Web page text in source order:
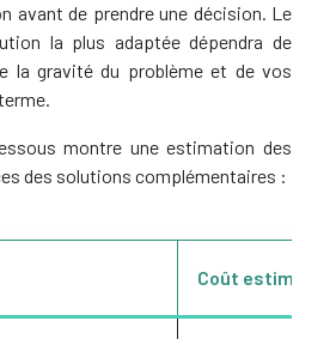
avant de prendre une décision. Le
la plus adaptée dépendra de
la gravité du problème et de vos
montre une estimation des
des solutions complémentaires :
Coût estimé